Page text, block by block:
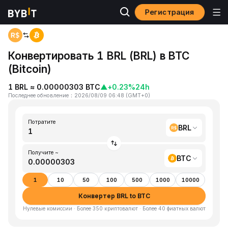
Регистрация
Главная
Конвертировать 1 BRL (BRL) в BTC
(Bitcoin)
1 BRL ≈ 0.00000303 BTC▲+0.23%24h
Последнее обновление ： 2026/08/09 06:48 (GMT+0)
Потратите
BRL
Получите ~
BTC
1 10 50 100 500 1000 10000
Конвертер BRL to BTC
Нулевые комиссии · Более 350 криптовалют · Более 40 фиатных валют